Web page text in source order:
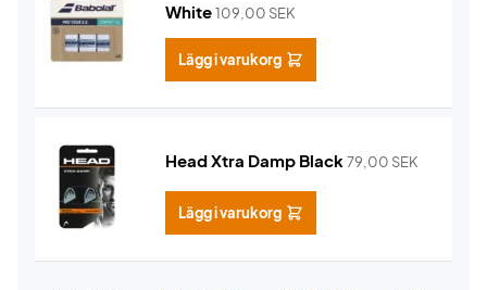
White109,00 SEK
Lägg i varukorg
Head Xtra Damp Black79,00 SEK
Lägg i varukorg